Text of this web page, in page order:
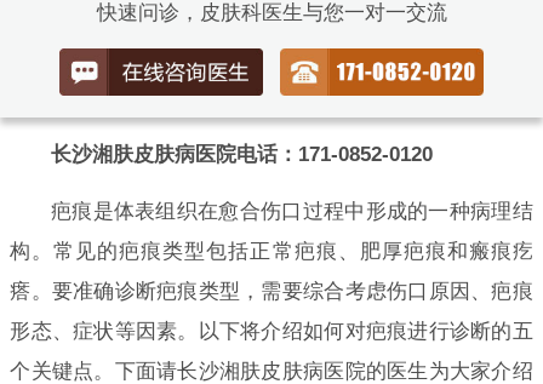
快速问诊，皮肤科医生与您一对一交流
长沙湘肤皮肤病医院电话：171-0852-0120
疤痕是体表组织在愈合伤口过程中形成的一种病理结
构。常见的疤痕类型包括正常疤痕、肥厚疤痕和瘢痕疙
瘩。要准确诊断疤痕类型，需要综合考虑伤口原因、疤痕
形态、症状等因素。以下将介绍如何对疤痕进行诊断的五
个关键点。下面请长沙湘肤皮肤病医院的医生为大家介绍